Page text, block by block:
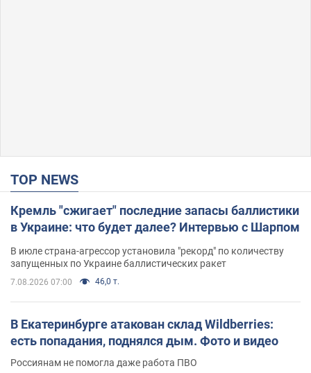
TOP NEWS
Кремль "сжигает" последние запасы баллистики
в Украине: что будет далее? Интервью с Шарпом
В июле страна-агрессор установила "рекорд" по количеству
запущенных по Украине баллистических ракет
7.08.2026 07:00 46,0 т.
В Екатеринбурге атакован склад Wildberries:
есть попадания, поднялся дым. Фото и видео
Россиянам не помогла даже работа ПВО